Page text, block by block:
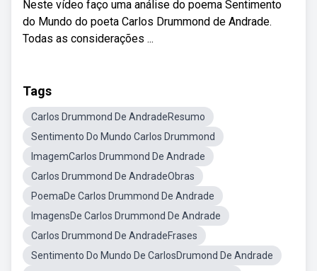
Neste vídeo faço uma análise do poema Sentimento
do Mundo do poeta Carlos Drummond de Andrade.
Todas as considerações ...
Tags
Carlos Drummond De AndradeResumo
Sentimento Do Mundo Carlos Drummond
ImagemCarlos Drummond De Andrade
Carlos Drummond De AndradeObras
PoemaDe Carlos Drummond De Andrade
ImagensDe Carlos Drummond De Andrade
Carlos Drummond De AndradeFrases
Sentimento Do Mundo De CarlosDrumond De Andrade